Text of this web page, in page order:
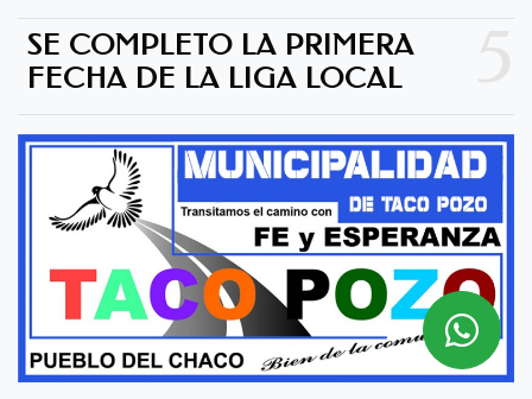
SE COMPLETO LA PRIMERA
FECHA DE LA LIGA LOCAL